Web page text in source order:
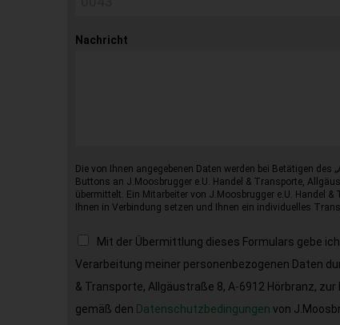
Nachricht
Die von Ihnen angegebenen Daten werden bei Betätigen des
Buttons an J.Moosbrugger e.U. Handel & Transporte,
übermittelt. Ein Mitarbeiter von J.Moosbrugger e.U. Handel
Ihnen in Verbindung setzen und Ihnen ein individuelles
Mit der Übermittlung dieses Formulars gebe
Verarbeitung meiner personenbezogenen Daten
& Transporte, Allgäustraße 8, A-6912 Hörbranz,
gemäß den Datenschutzbedingungen von